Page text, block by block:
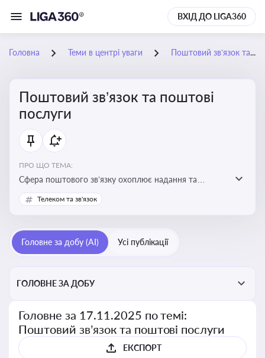
ВХІД ДО LIGA360
Головна Теми в центрі уваги Поштовий зв’язок та поштові послуги
Поштовий зв’язок та поштові
послуги
ПРО ЩО ТЕМА:
Сфера поштового зв’язку охоплює надання та
контроль послуг поштового обслуговування, що
регулюється спеціальним законодавством. Для
ліцензійних умов, участі в державних реєстрах і
забезпечення прав споживачів.
Телеком та зв'язок
Головне за добу (AI) Усі публікації
ГОЛОВНЕ ЗА ДОБУ
Головне за 17.11.2025 по темі:
Поштовий зв’язок та поштові послуги
ЕКСПОРТ